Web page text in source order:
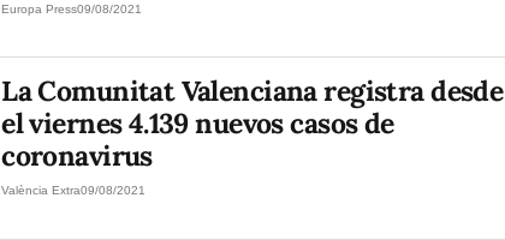
Europa Press09/08/2021
La Comunitat Valenciana registra desde
el viernes 4.139 nuevos casos de
coronavirus
València Extra09/08/2021